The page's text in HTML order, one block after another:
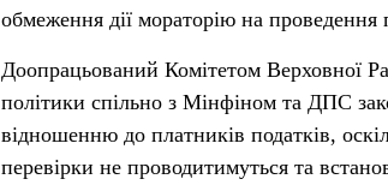
обмеження дії мораторію на проведення
Доопрацьований Комітетом Верховної
політики спільно з Мінфіном та ДПС
відношенню до платників податків,
перевірки не проводитимуться та